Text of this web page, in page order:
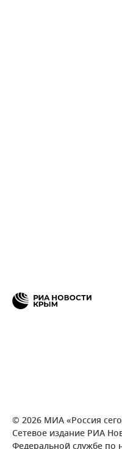
© 2026 МИА «Россия
Сетевое издание РИА